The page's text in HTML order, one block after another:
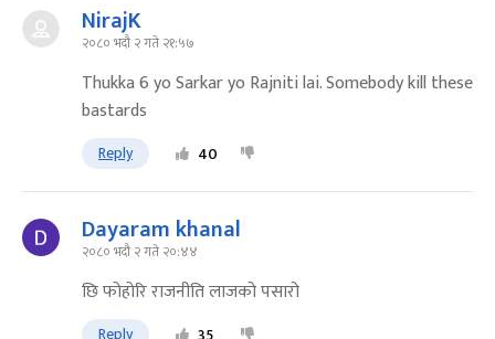
NirajK
२०८० भदौ २ गते २१:५७
Thukka 6 yo Sarkar yo Rajniti lai. Somebody kill these
bastards
Reply 40
Dayaram khanal
२०८० भदौ २ गते २०:४४
छि फोहोरि राजनीति लाजको पसारो
Reply